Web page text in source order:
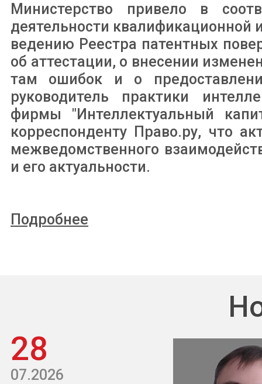
Министерство привело в
деятельности квалификационной
ведению Реестра патентных
об аттестации, о внесении
там ошибок и о
руководитель практики
фирмы "Интеллектуальный
корреспонденту Право.ру, что
межведомственного
и его актуальности.
Подробнее
28
07.2026